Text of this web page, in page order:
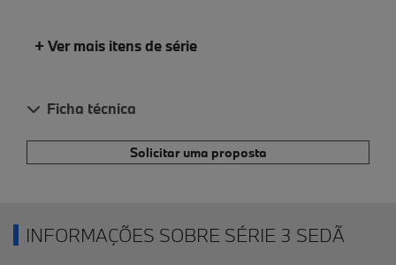
+ Ver mais itens de série
Ficha técnica
Solicitar uma proposta
INFORMAÇÕES SOBRE SÉRIE 3 SEDÃ